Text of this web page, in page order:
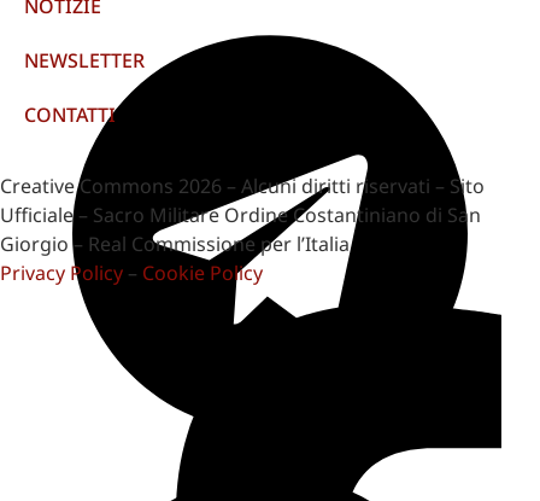
NOTIZIE
NEWSLETTER
CONTATTI
Creative Commons 2026 – Alcuni diritti riservati – Sito
Ufficiale – Sacro Militare Ordine Costantiniano di San
Giorgio – Real Commissione per l’Italia
Privacy Policy – Cookie Policy